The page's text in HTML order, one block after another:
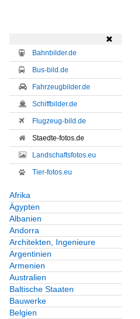

Bahnbilder.de
Bus-bild.de
Fahrzeugbilder.de
Schiffbilder.de
Flugzeug-bild.de
Staedte-fotos.de
Landschaftsfotos.eu
Tier-fotos.eu
Afrika
Ägypten
Albanien
Andorra
Architekten, Ingenieure
Argentinien
Armenien
Australien
Baltische Staaten
Bauwerke
Belgien